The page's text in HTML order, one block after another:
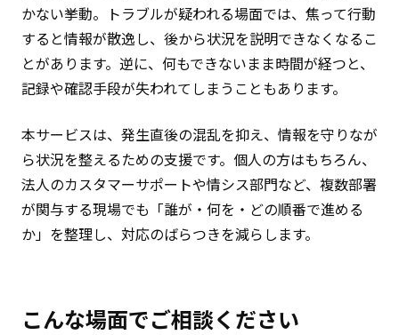
かない挙動――。トラブルが疑われる場面では、焦って行動
すると情報が散逸し、後から状況を説明できなくなるこ
とがあります。逆に、何もできないまま時間が経つと、
記録や確認手段が失われてしまうこともあります。
本サービスは、発生直後の混乱を抑え、情報を守りなが
ら状況を整えるための支援です。個人の方はもちろん、
法人のカスタマーサポートや情シス部門など、複数部署
が関与する現場でも「誰が・何を・どの順番で進める
か」を整理し、対応のばらつきを減らします。
こんな場面でご相談ください